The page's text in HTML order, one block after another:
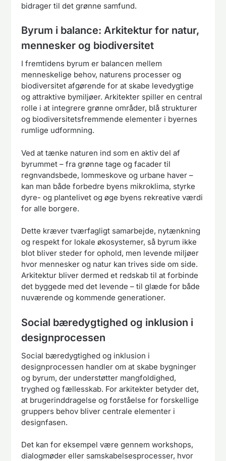
bidrager til det grønne samfund.
Byrum i balance: Arkitektur for natur,
mennesker og biodiversitet
I fremtidens byrum er balancen mellem
menneskelige behov, naturens processer og
biodiversitet afgørende for at skabe levedygtige
og attraktive bymiljøer. Arkitekter spiller en central
rolle i at integrere grønne områder, blå strukturer
og biodiversitetsfremmende elementer i byernes
rumlige udformning.
Ved at tænke naturen ind som en aktiv del af
byrummet – fra grønne tage og facader til
regnvandsbede, lommeskove og urbane haver –
kan man både forbedre byens mikroklima, styrke
dyre- og plantelivet og øge byens rekreative værdi
for alle borgere.
Dette kræver tværfagligt samarbejde, nytænkning
og respekt for lokale økosystemer, så byrum ikke
blot bliver steder for ophold, men levende miljøer
hvor mennesker og natur kan trives side om side.
Arkitektur bliver dermed et redskab til at forbinde
det byggede med det levende – til glæde for både
nuværende og kommende generationer.
Social bæredygtighed og inklusion i
designprocessen
Social bæredygtighed og inklusion i
designprocessen handler om at skabe bygninger
og byrum, der understøtter mangfoldighed,
tryghed og fællesskab. For arkitekter betyder det,
at brugerinddragelse og forståelse for forskellige
gruppers behov bliver centrale elementer i
designfasen.
Det kan for eksempel være gennem workshops,
dialogmøder eller samskabelsesprocesser, hvor